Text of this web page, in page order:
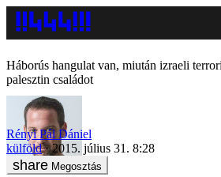
Háborús hangulat van, miután izraeli
palesztin családot
Rényi Pál Dániel
külföld
2015. július 31. 8:28
Megosztás